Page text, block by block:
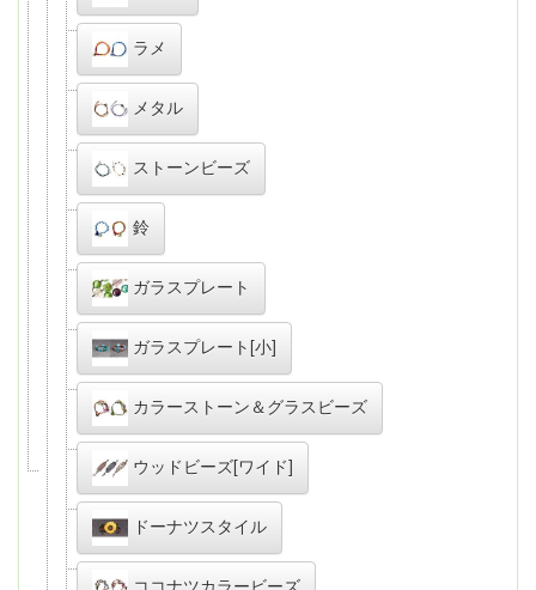
ラメ
メタル
ストーンビーズ
鈴
ガラスプレート
ガラスプレート[小]
カラーストーン＆グラスビーズ
ウッドビーズ[ワイド]
ドーナツスタイル
ココナツカラービーズ